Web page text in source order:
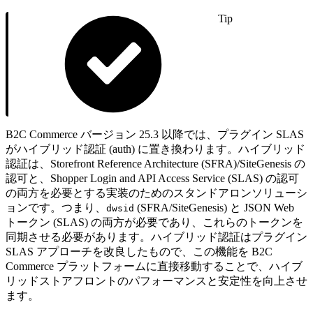
Tip
B2C Commerce バージョン 25.3 以降では、プラグイン SLAS
がハイブリッド認証 (auth) に置き換わります。ハイブリッド
認証は、Storefront Reference Architecture (SFRA)/SiteGenesis の
認可と、Shopper Login and API Access Service (SLAS) の認可
の両方を必要とする実装のためのスタンドアロンソリューシ
ョンです。つまり、 dwsid (SFRA/SiteGenesis) と JSON Web
トークン (SLAS) の両方が必要であり、これらのトークンを
同期させる必要があります。ハイブリッド認証はプラグイン
SLAS アプローチを改良したもので、この機能を B2C
Commerce プラットフォームに直接移動することで、ハイブ
リッドストアフロントのパフォーマンスと安定性を向上させ
ます。